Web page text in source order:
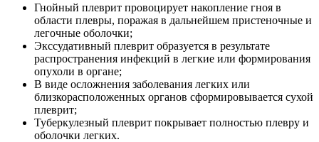
Гнойный плеврит провоцирует накопление гноя в
области плевры, поражая в дальнейшем пристеночные и
легочные оболочки;
Экссудативный плеврит образуется в результате
распространения инфекций в легкие или формирования
опухоли в органе;
В виде осложнения заболевания легких или
близкорасположенных органов сформировывается сухой
плеврит;
Туберкулезный плеврит покрывает полностью плевру и
оболочки легких.